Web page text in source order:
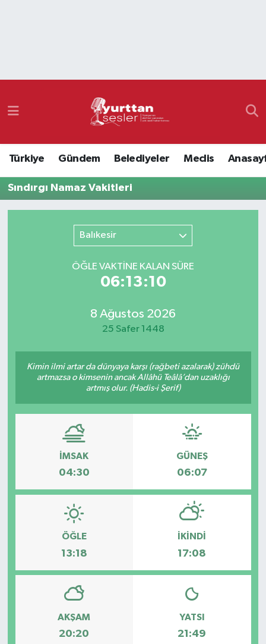
Türkiye Gündem Belediyeler Meclis
Sındırgı Namaz Vakitleri
Balıkesir
ÖĞLE VAKTİNE KALAN SÜRE
06:13:10
8 Ağustos 2026
25 Safer 1448
Kimin ilmi artar da dünyaya karşı (rağbeti azalarak) zühdü
artmazsa o kimsenin ancak Allâhü Teâlâ’dan uzaklığı
artmış olur. (Hadis-i Şerif)
İMSAK
04:30
GÜNEŞ
06:07
ÖĞLE
13:18
İKINDI
17:08
AKŞAM
20:20
YATSI
21:49
Namaz Vakitleri
Süper Lig Puan Durumu ve Fikstür
Son Dakika Haberleri